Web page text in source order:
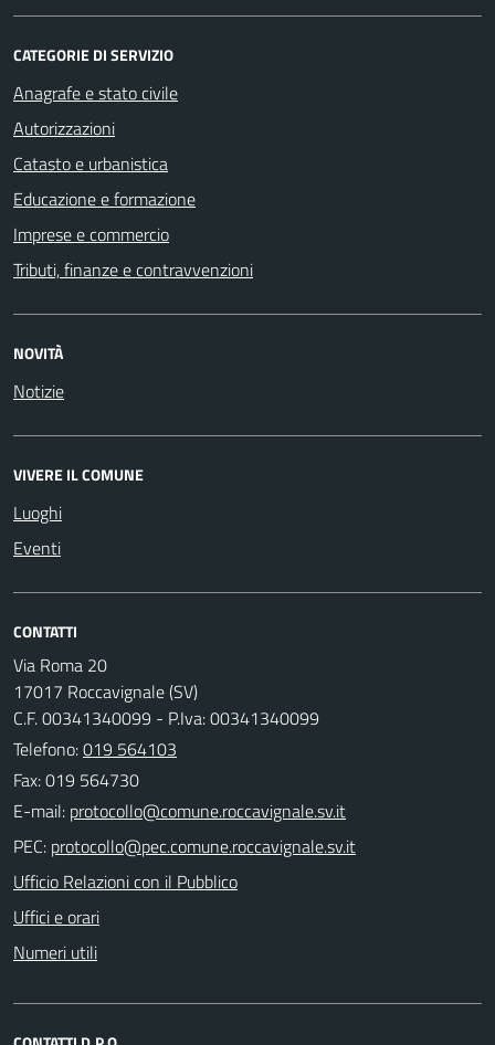
CATEGORIE DI SERVIZIO
Anagrafe e stato civile
Autorizzazioni
Catasto e urbanistica
Educazione e formazione
Imprese e commercio
Tributi, finanze e contravvenzioni
NOVITÀ
Notizie
VIVERE IL COMUNE
Luoghi
Eventi
CONTATTI
Via Roma 20
17017 Roccavignale (SV)
C.F. 00341340099 - P.Iva: 00341340099
Telefono:019 564103
Fax: 019 564730
E-mail:
PEC:
Ufficio Relazioni con il Pubblico
Uffici e orari
Numeri utili